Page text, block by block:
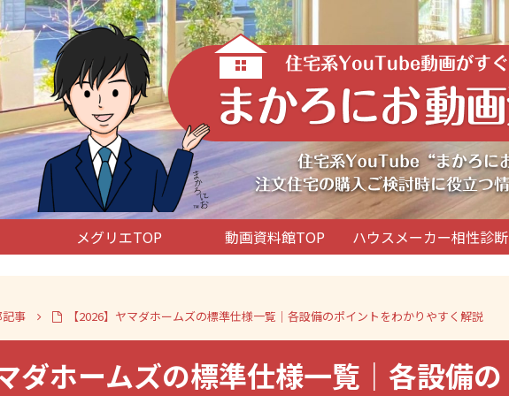
メグリエTOP 動画資料館TOP ハウスメーカー相性診断
事 【2026】ヤマダホームズの標準仕様一覧｜各設備のポイントをわかりやすく解説
ダホームズの標準仕様一覧｜各設備の